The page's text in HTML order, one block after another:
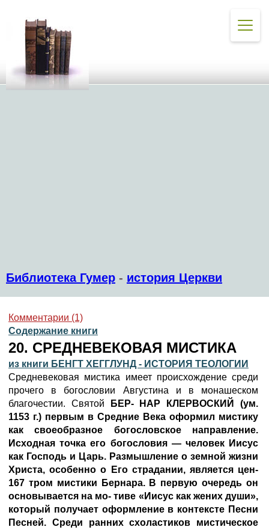
Библиотека Гумер - история Церкви
Комментарии (1)
Содержание книги
20. СРЕДНЕВЕКОВАЯ МИСТИКА
из книги БЕНГТ ХЕГГЛУНД - ИСТОРИЯ ТЕОЛОГИИ
Средневековая мистика имеет происхождение среди
прочего в богословии Августина и в монашеском
благочестии. Святой
БЕР- НАР КЛЕРВОСКИЙ
(ум.
1153 г.) первым в Средние Века оформил мистику
как своеобразное богословское направление.
Исходная точка его богословия — человек Иисус
как Господь и Царь. Размышление о земной жизни
Христа, особенно о Его страдании, является цен-
167 тром мистики Бернара. В первую очередь он
основывается на мо- тиве «Иисус как жених души»,
который получает оформление в контексте Песни
Песней. Среди ранних схоластиков мистическое